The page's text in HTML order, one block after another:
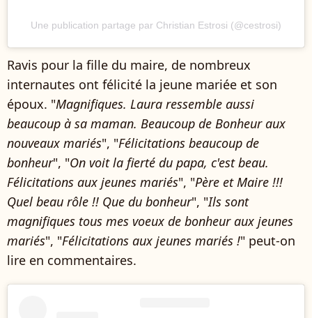
Une publication partage par Christian Estrosi (@cestrosi)
Ravis pour la fille du maire, de nombreux
internautes ont félicité la jeune mariée et son
époux. "Magnifiques. Laura ressemble aussi
beaucoup à sa maman. Beaucoup de Bonheur aux
nouveaux mariés", "Félicitations beaucoup de
bonheur", "On voit la fierté du papa, c'est beau.
Félicitations aux jeunes mariés", "Père et Maire !!!
Quel beau rôle !! Que du bonheur", "Ils sont
magnifiques tous mes voeux de bonheur aux jeunes
mariés", "Félicitations aux jeunes mariés !" peut-on
lire en commentaires.